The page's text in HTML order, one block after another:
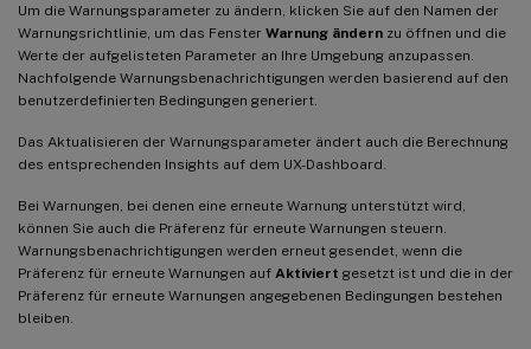
Um die Warnungsparameter zu ändern, klicken Sie auf den Namen der
Warnungsrichtlinie, um das Fenster Warnung ändern zu öffnen und die
Werte der aufgelisteten Parameter an Ihre Umgebung anzupassen.
Nachfolgende Warnungsbenachrichtigungen werden basierend auf den
benutzerdefinierten Bedingungen generiert.
Das Aktualisieren der Warnungsparameter ändert auch die Berechnung
des entsprechenden Insights auf dem UX-Dashboard.
Bei Warnungen, bei denen eine erneute Warnung unterstützt wird,
können Sie auch die Präferenz für erneute Warnungen steuern.
Warnungsbenachrichtigungen werden erneut gesendet, wenn die
Präferenz für erneute Warnungen auf Aktiviert gesetzt ist und die in der
Präferenz für erneute Warnungen angegebenen Bedingungen bestehen
bleiben.
Faktor “Überlastete Maschinen”
16. Dez. 2020
User Experience Dashboard: Verbesserungen der
User Experience Dashboard: Klarheit bei der
Sitzungsklassifizierung
Verbindungsinformationen
Verbesserungen der Endpunktinformationen
15. Dez. 2020